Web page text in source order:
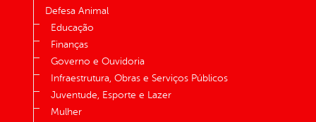
Defesa Animal
Educação
Finanças
Governo e Ouvidoria
Infraestrutura, Obras e Serviços Públicos
Juventude, Esporte e Lazer
Mulher